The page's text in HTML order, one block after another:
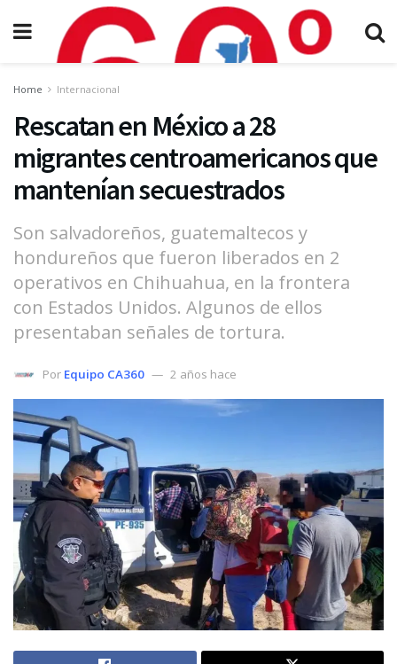
Home Internacional
Rescatan en México a 28
migrantes centroamericanos que
mantenían secuestrados
Son salvadoreños, guatemaltecos y
hondureños que fueron liberados en 2
operativos en Chihuahua, en la frontera
con Estados Unidos. Algunos de ellos
presentaban señales de tortura.
Por Equipo CA360 2 años hace